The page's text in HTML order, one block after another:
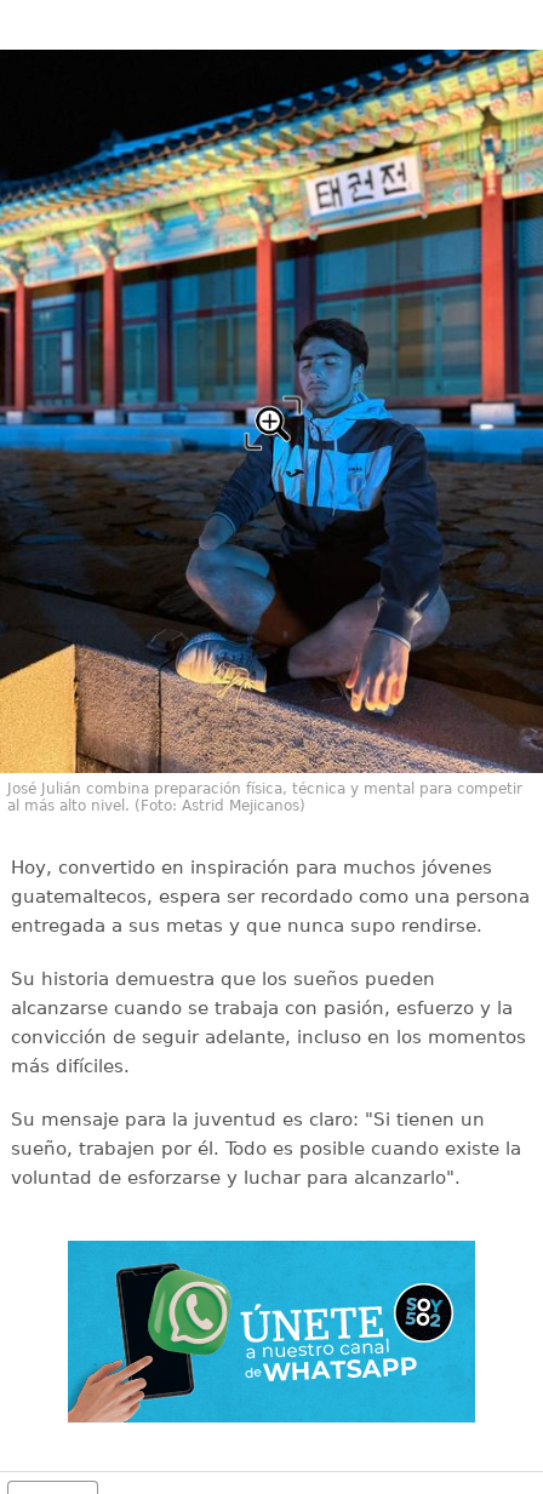
José Julián combina preparación física, técnica y mental para competir
al más alto nivel. (Foto: Astrid Mejicanos)
Hoy, convertido en inspiración para muchos jóvenes
guatemaltecos, espera ser recordado como una persona
entregada a sus metas y que nunca supo rendirse.
Su historia demuestra que los sueños pueden
alcanzarse cuando se trabaja con pasión, esfuerzo y la
convicción de seguir adelante, incluso en los momentos
más difíciles.
Su mensaje para la juventud es claro: "Si tienen un
sueño, trabajen por él. Todo es posible cuando existe la
voluntad de esforzarse y luchar para alcanzarlo".